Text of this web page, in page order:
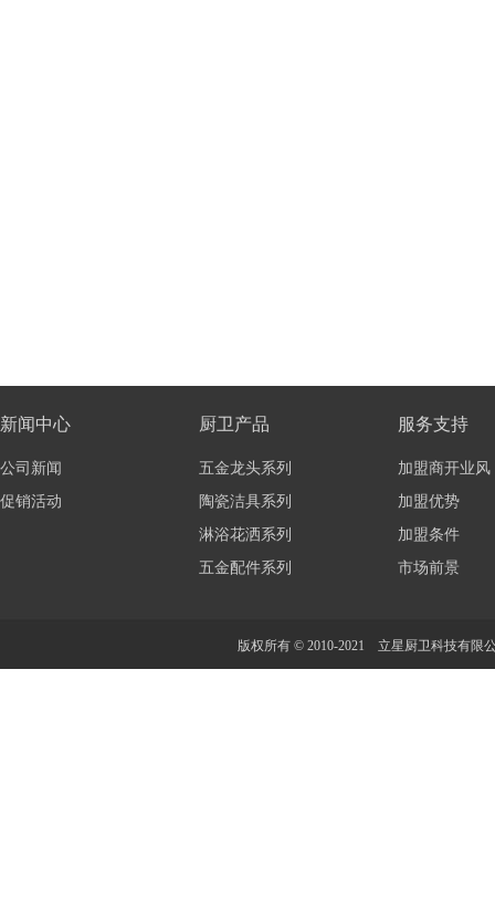
新闻中心
公司新闻
促销活动
厨卫产品
五金龙头系列
陶瓷洁具系列
淋浴花洒系列
五金配件系列
服务支持
加盟商开业风
加盟优势
加盟条件
市场前景
版权所有 © 2010-2021 立星厨卫科技有